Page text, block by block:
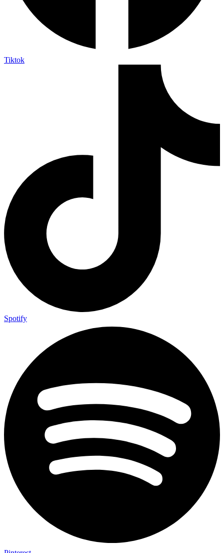
Tiktok
Spotify